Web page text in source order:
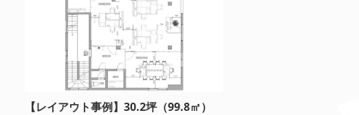
【レイアウト事例】30.2坪（99.8㎡）